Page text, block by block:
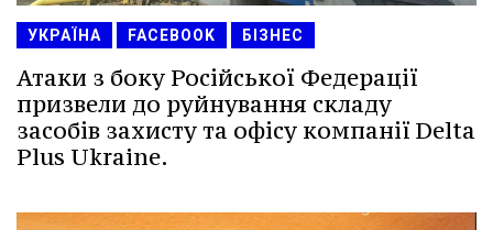
УКРАЇНА FACEBOOK БІЗНЕС
Атаки з боку Російської Федерації
призвели до руйнування складу
засобів захисту та офісу компанії Delta
Plus Ukraine.